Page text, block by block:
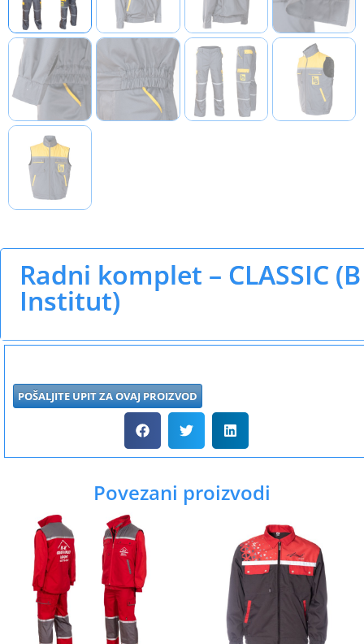
Radni komplet – CLASSIC (B
Institut)
POŠALJITE UPIT ZA OVAJ PROIZVOD
Povezani proizvodi